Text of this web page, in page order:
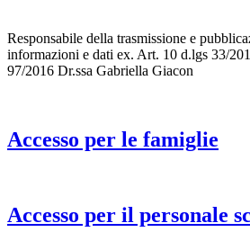
Responsabile della trasmissione e
informazioni e dati ex. Art. 10 d.lgs 33/
97/2016 Dr.ssa Gabriella Giacon
Accesso per le famiglie
Accesso per il personale